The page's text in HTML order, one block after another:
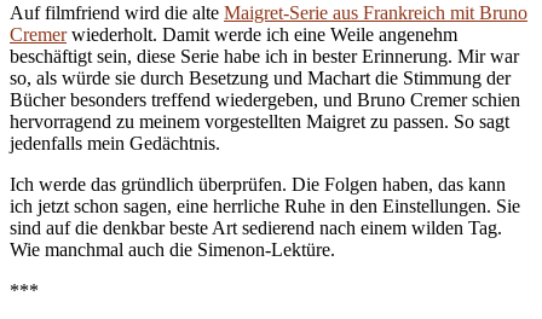
Auf filmfriend wird die alte Maigret-Serie aus Frankreich mit Bruno
Cremerwiederholt. Damit werde ich eine Weile angenehm
beschäftigt sein, diese Serie habe ich in bester Erinnerung. Mir war
so, als würde sie durch Besetzung und Machart die Stimmung der
Bücher besonders treffend wiedergeben, und Bruno Cremer schien
hervorragend zu meinem vorgestellten Maigret zu passen. So sagt
jedenfalls mein Gedächtnis.
Ich werde das gründlich überprüfen. Die Folgen haben, das kann
ich jetzt schon sagen, eine herrliche Ruhe in den Einstellungen. Sie
sind auf die denkbar beste Art sedierend nach einem wilden Tag.
Wie manchmal auch die Simenon-Lektüre.
***